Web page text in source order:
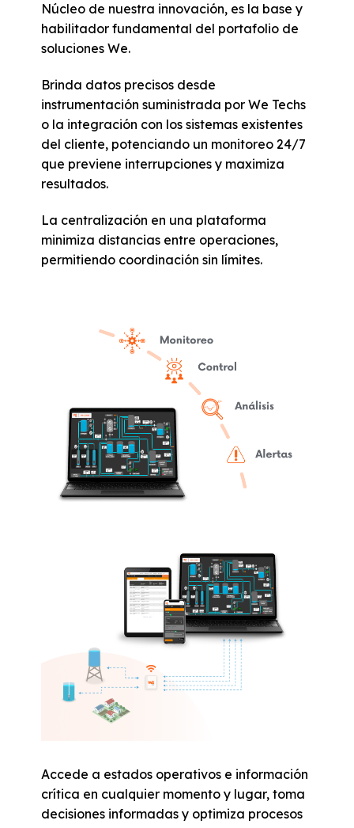
Núcleo de nuestra innovación, es la base y
habilitador fundamental del portafolio de
soluciones We.
Brinda datos precisos desde
instrumentación suministrada por We Techs
o la integración con los sistemas existentes
del cliente, potenciando un monitoreo 24/7
que previene interrupciones y maximiza
resultados.
La centralización en una plataforma
minimiza distancias entre operaciones,
permitiendo coordinación sin límites.
Accede a estados operativos e información
crítica en cualquier momento y lugar, toma
decisiones informadas y optimiza procesos